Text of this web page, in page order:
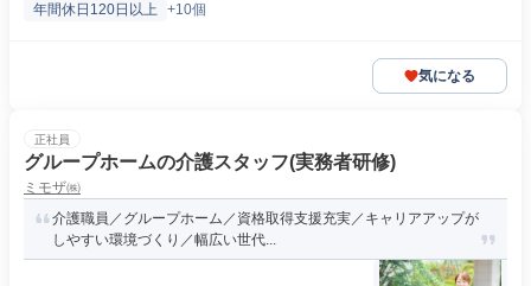
年間休日120日以上 +10個
気になる
正社員
グループホームの介護スタッフ(実務者研修)
ミモザ㈱
介護職員／グループホーム／資格取得支援充実／キャリアアップが
しやすい環境づくり／幅広い世代...